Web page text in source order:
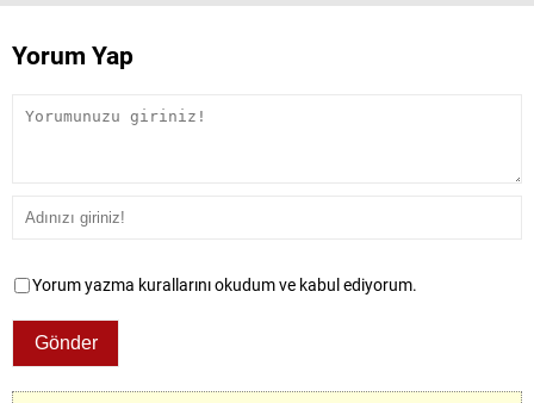
Yorum Yap
Yorum yazma kurallarını okudum ve kabul ediyorum.